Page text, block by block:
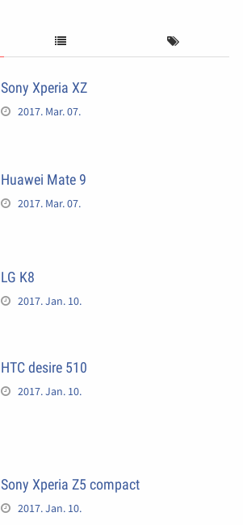
Sony Xperia XZ
2017. Mar. 07.
Huawei Mate 9
2017. Mar. 07.
LG K8
2017. Jan. 10.
HTC desire 510
2017. Jan. 10.
Sony Xperia Z5 compact
2017. Jan. 10.